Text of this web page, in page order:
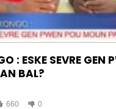
: ESKE SEVRE GEN
BAL?
660 0